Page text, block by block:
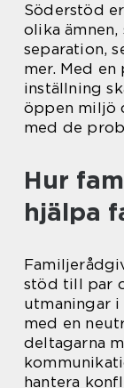
Söderstöd
olika ämnen,
separation,
mer. Med
inställning
öppen miljö
med de
Hur
hjälpa
stöd till par
utmaningar i
med en
deltagarna
hantera